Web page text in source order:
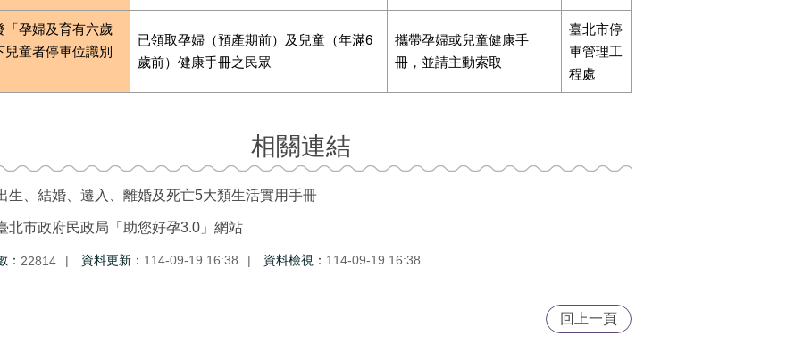
「孕婦及育有六歲
兒童者停車位識別
已領取孕婦（預產期前）及兒童（年滿6
歲前）健康手冊之民眾
攜帶孕婦或兒童健康手
冊，並請主動索取
臺北市停
車管理工
程處
相關連結
生、結婚、遷入、離婚及死亡5大類生活實用手冊
北市政府民政局「助您好孕3.0」網站
： 22814 資料更新： 114-09-19 16:38 資料檢視： 114-09-19 16:38
回上一頁